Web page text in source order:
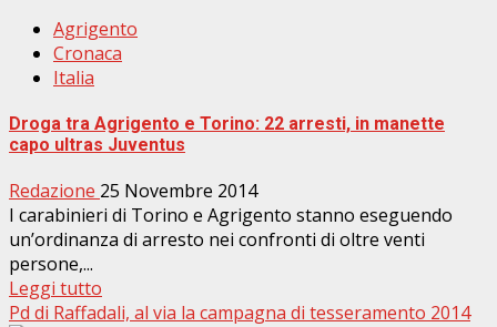
Agrigento
Cronaca
Italia
Droga tra Agrigento e Torino: 22 arresti, in manette
capo ultras Juventus
Redazione 25 Novembre 2014
I carabinieri di Torino e Agrigento stanno eseguendo
un’ordinanza di arresto nei confronti di oltre venti
persone,...
Leggi tutto
Pd di Raffadali, al via la campagna di tesseramento 2014